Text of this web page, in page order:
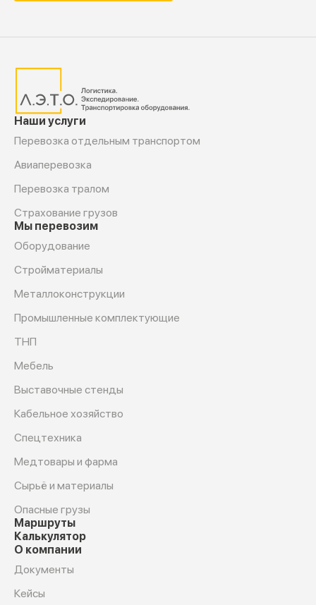
Наши услуги
Перевозка отдельным транспортом
Авиаперевозка
Перевозка тралом
Страхование грузов
Мы перевозим
Оборудование
Cтройматериалы
Металлоконструкции
Промышленные комплектующие
ТНП
Мебель
Выставочные стенды
Кабельное хозяйство
Спецтехника
Медтовары и фарма
Сырьё и материалы
Опасные грузы
Маршруты
Калькулятор
О компании
Документы
Кейсы